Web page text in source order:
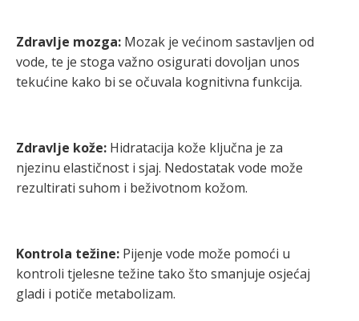
Zdravlje mozga: Mozak je većinom sastavljen od
vode, te je stoga važno osigurati dovoljan unos
tekućine kako bi se očuvala kognitivna funkcija.
Zdravlje kože: Hidratacija kože ključna je za
njezinu elastičnost i sjaj. Nedostatak vode može
rezultirati suhom i beživotnom kožom.
Kontrola težine: Pijenje vode može pomoći u
kontroli tjelesne težine tako što smanjuje osjećaj
gladi i potiče metabolizam.